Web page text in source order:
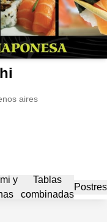
aires
y
Tablas
combinadas
Postres